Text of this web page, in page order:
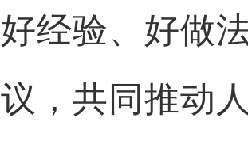
好经验、好做
议，共同推动